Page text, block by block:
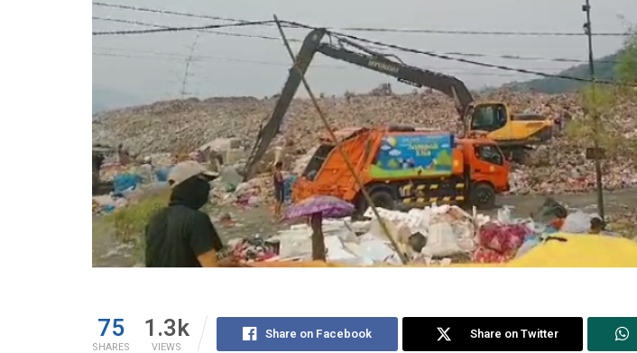
75
SHARES
1.3k
VIEWS
Share on Facebook Share on Twitter